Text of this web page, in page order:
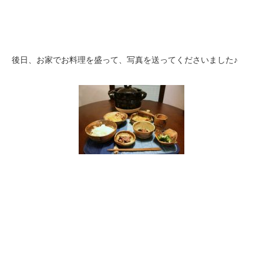
後日、お家でお料理を盛って、写真を送ってくださいました♪